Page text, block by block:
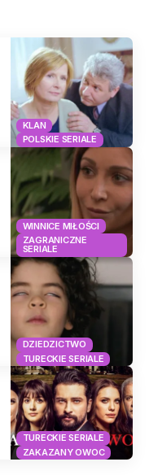
KLAN
POLSKIE SERIALE
WINNICE MIŁOŚCI
ZAGRANICZNE
SERIALE
DZIEDZICTWO
TURECKIE SERIALE
TURECKIE SERIALE
ZAKAZANY OWOC